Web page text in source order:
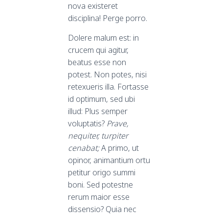
nova existeret
disciplina! Perge porro.
Dolere malum est: in
crucem qui agitur,
beatus esse non
potest. Non potes, nisi
retexueris illa. Fortasse
id optimum, sed ubi
illud: Plus semper
voluptatis? Prave,
nequiter, turpiter
cenabat;A primo, ut
opinor, animantium ortu
petitur origo summi
boni. Sed potestne
rerum maior esse
dissensio? Quia nec